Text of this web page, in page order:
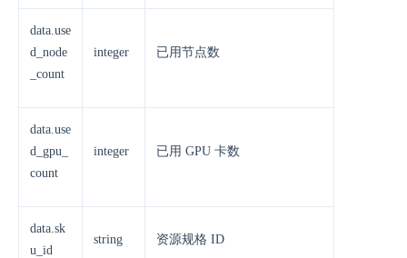
data.use
d_node
_count
integer 已用节点数
data.use
d_gpu_
count
integer 已用 GPU 卡数
data.sk
u_id
string 资源规格 ID